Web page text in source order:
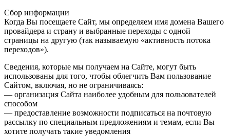
Сбор информации
Когда Вы посещаете Сайт, мы определяем имя домена Вашего
провайдера и страну и выбранные переходы с одной
страницы на другую (так называемую «активность потока
переходов»).
Сведения, которые мы получаем на Сайте, могут быть
использованы для того, чтобы облегчить Вам пользование
Сайтом, включая, но не ограничиваясь:
— организация Сайта наиболее удобным для пользователей
способом
— предоставление возможности подписаться на почтовую
рассылку по специальным предложениям и темам, если Вы
хотите получать такие уведомления